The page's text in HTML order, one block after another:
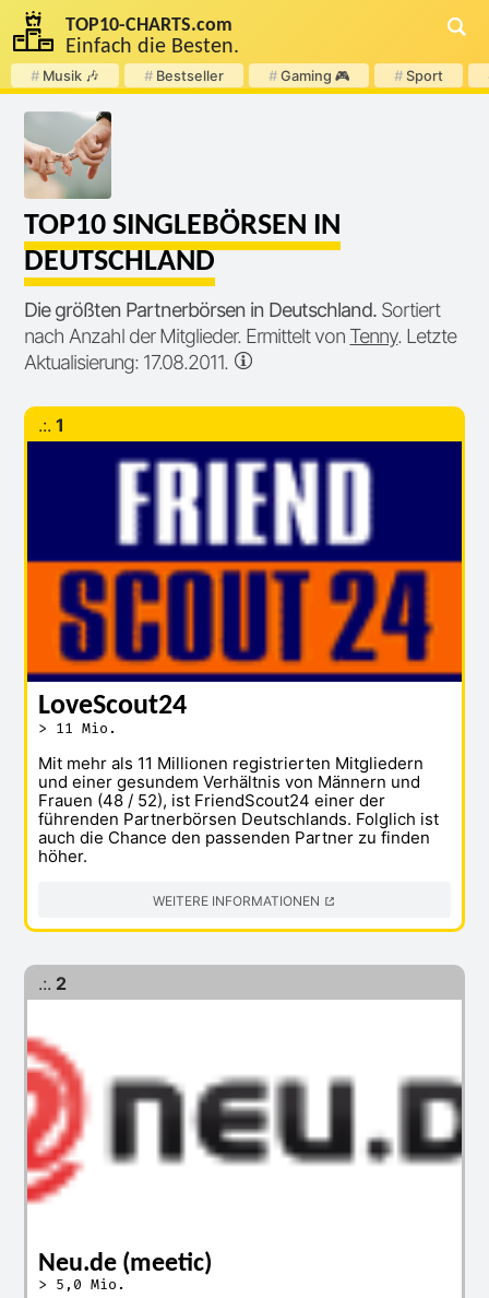
TOP10-CHARTS.com
Einfach die Besten.
# Musik 🎶 # Bestseller # Gaming 🎮 # Sport
TOP10 SINGLEBÖRSEN IN
DEUTSCHLAND
Die größten Partnerbörsen in Deutschland. Sortiert
nach Anzahl der Mitglieder. Ermittelt von Tenny. Letzte
Aktualisierung: 17.08.2011.
.:. 1
LoveScout24
> 11 Mio.
Mit mehr als 11 Millionen registrierten Mitgliedern
und einer gesundem Verhältnis von Männern und
Frauen (48 / 52), ist FriendScout24 einer der
führenden Partnerbörsen Deutschlands. Folglich ist
auch die Chance den passenden Partner zu finden
höher.
WEITERE INFORMATIONEN
.:. 2
Neu.de (meetic)
> 5,0 Mio.